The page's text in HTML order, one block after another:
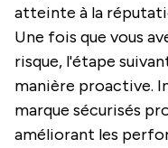
atteinte à la
Une fois que vous
risque, l'étape
manière proactive.
marque sécurisés
améliorant les